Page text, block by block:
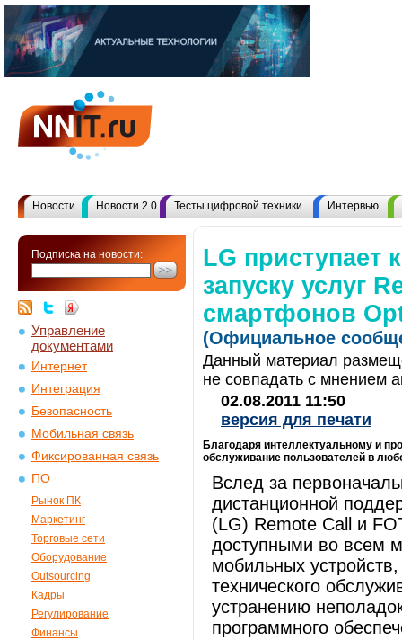
Новости Новости 2.0 Тесты цифровой техники Интервью
Подписка на новости:
Управление
документами
Интернет
Интеграция
Безопасность
Мобильная связь
Фиксированная связь
ПО
Рынок ПК
Маркетинг
Торговые сети
Оборудование
Outsourcing
Кадры
Регулирование
Финансы
LG приступает
запуску услуг
смартфонов
(Официальное
Данный материал
не совпадать с мнением
02.08.2011 11:50
версия для печати
Благодаря интеллектуальному и
обслуживание пользователей в
Вслед за
дистанционной
(LG) Remote Call и
доступными во всем
мобильных
технического
устранению
программного